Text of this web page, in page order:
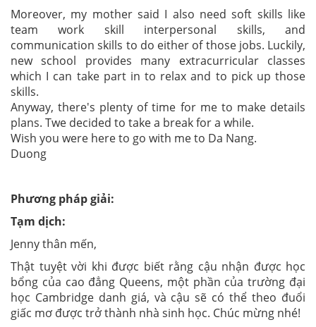
Moreover, my mother said I also need soft skills like
team work skill interpersonal skills, and
communication skills to do either of those jobs. Luckily,
new school provides many extracurricular classes
which I can take part in to relax and to pick up those
skills.
Anyway, there's plenty of time for me to make details
plans. Twe decided to take a break for a while.
Wish you were here to go with me to Da Nang.
Duong
Phương pháp giải:
Tạm dịch:
Jenny thân mến,
Thật tuyệt vời khi được biết rằng cậu nhận được học
bổng của cao đẳng Queens, một phần của trường đại
học Cambridge danh giá, và cậu sẽ có thể theo đuổi
giấc mơ được trở thành nhà sinh học. Chúc mừng nhé!